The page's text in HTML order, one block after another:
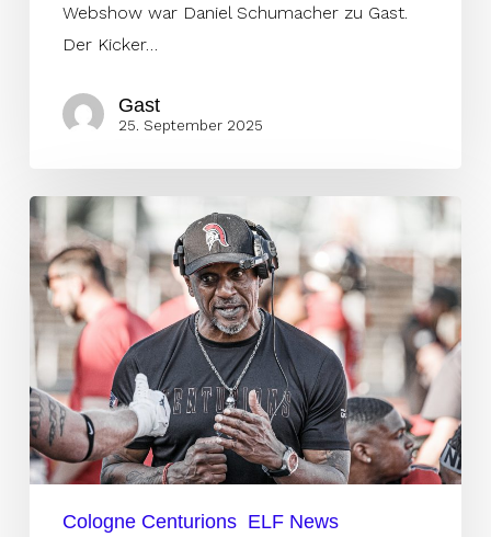
Webshow war Daniel Schumacher zu Gast.
Der Kicker…
Gast
25. September 2025
„Unmöglich
weiterzumachen“
–
HC
Lenhardt
verlässt
die
Centurions
Cologne Centurions ELF News